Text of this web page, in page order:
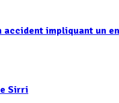
accident impliquant un
Sirri